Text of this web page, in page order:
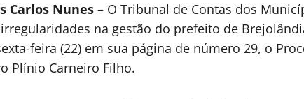
Carlos Nunes – O Tribunal de Contas dos
na gestão do prefeito de
feira (22) em sua página de número 29, o
Plínio Carneiro Filho.